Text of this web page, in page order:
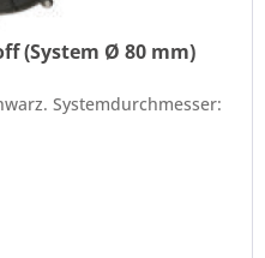
(System Ø 80 mm)
Systemdurchmesser: